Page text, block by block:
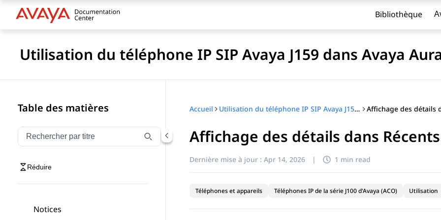
Bibliothèque
Utilisation du téléphone IP SIP Avaya J159 dans Avaya
Table des matières
Filtrer la navigation par titre
Saisissez pour filtrer les éléments de navigation par titre
Réduire
Notices
Accueil Utilisation du téléphone IP SIP Avaya J159 dans Avaya Aura® Affichage des détails
Affichage des détails dans Récents
Dernière mise à jour : Apr 14, 2026 | 1 min read
Téléphones et appareils Téléphones IP de la série J100 d'Avaya (ACO) Utilisation